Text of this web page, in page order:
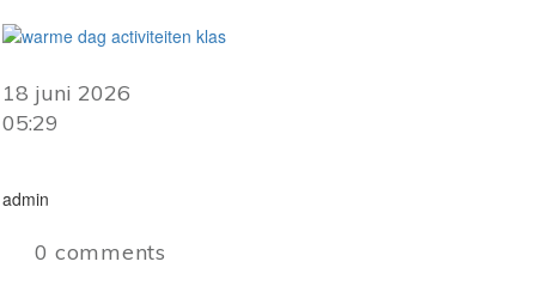
18 juni 2026
05:29
admin
0 comments